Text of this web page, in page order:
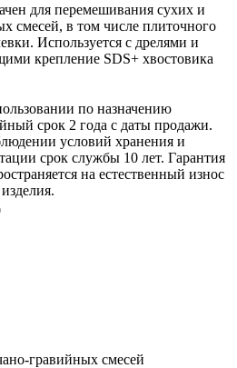
для перемешивания сухих и
смесей, в том числе плиточного
Используется с дрелями и
крепление SDS+ хвостовика
по назначению
срок 2 года с даты продажи.
условий хранения и
срок службы 10 лет. Гарантия
на естественный износ
гравийных смесей